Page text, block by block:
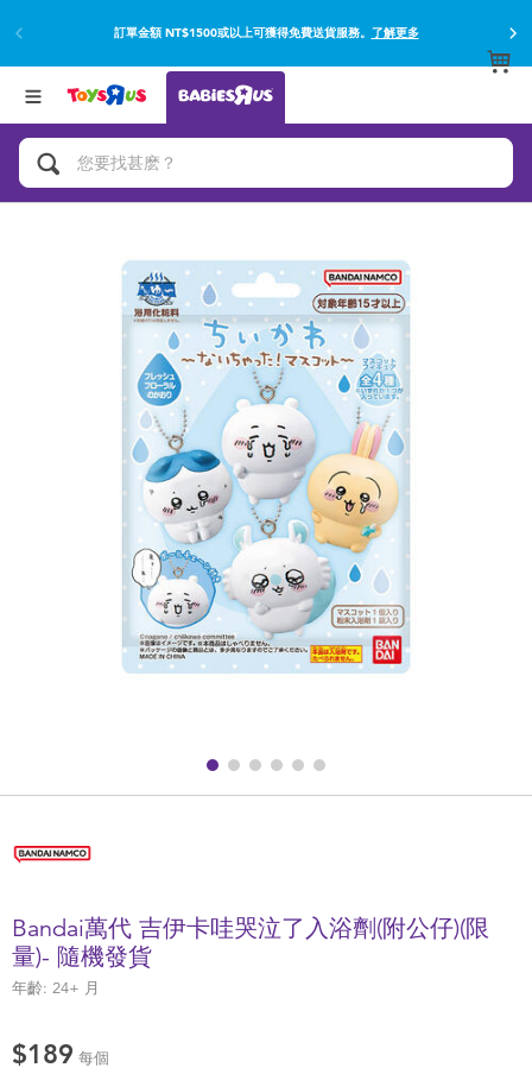
訂單金額 NT$1500或以上可獲得免費送貨服務。 了解更多
網上購買並使用門市取貨在店內取貨。
分類目錄
遊戲及活動
嬰兒專用禮品
沐浴及如厠訓練用品
嬰兒及兒童汽車座椅
尿片及濕紙巾
餵哺及嬰兒食品
健康及安全用品
幼兒護理、傢俬及睡眠用品
嬰兒手推車
電池
品牌
查看所有
Bandai萬代 吉伊卡哇哭泣了入浴劑(附公仔)(限
量)- 隨機發貨
年齡: 24+ 月
$189 每個